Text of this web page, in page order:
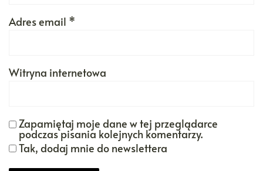
Adres email *
Witryna internetowa
Zapamiętaj moje dane w tej przeglądarce
podczas pisania kolejnych komentarzy.
Tak, dodaj mnie do newslettera